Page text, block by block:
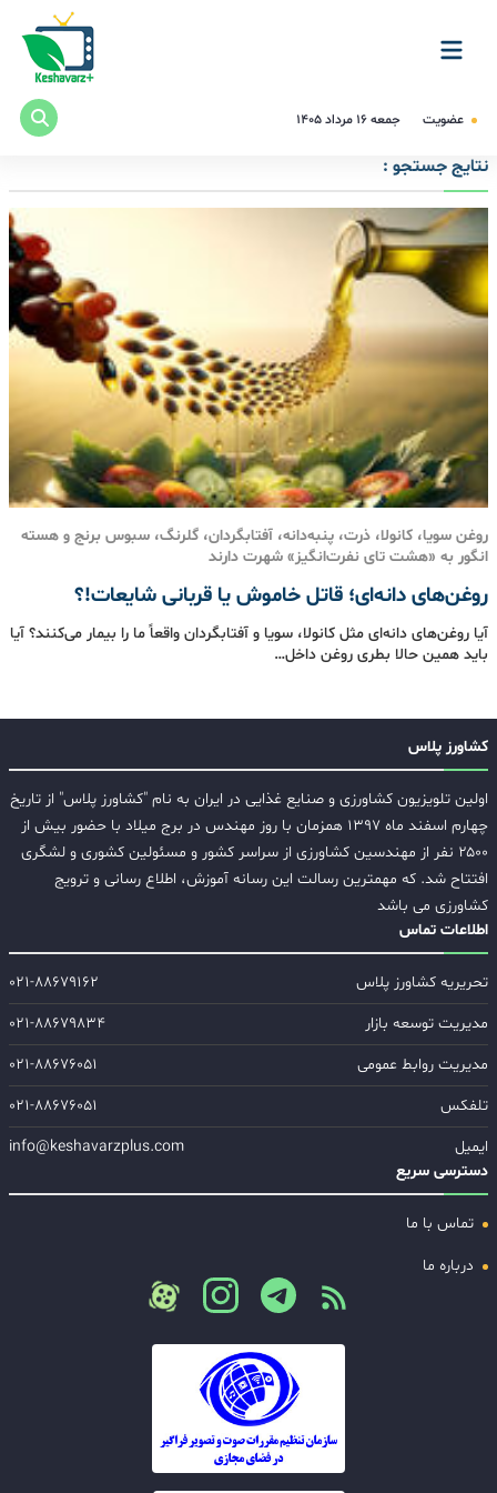
عضویت جمعه ۱۶ مرداد ۱۴۰۵
نتایج جستجو :
روغن سویا، کانولا، ذرت، پنبه‌دانه، آفتابگردان، گلرنگ، سبوس برنج و هسته
انگور به «هشت‌ تای نفرت‌انگیز» شهرت دارند
روغن‌های دانه‌ای؛ قاتل خاموش یا قربانی شایعات!؟
آیا روغن‌های دانه‌ای مثل کانولا، سویا و آفتابگردان واقعاً ما را بیمار می‌کنند؟ آیا
باید همین حالا بطری روغن داخل…
کشاورز پلاس
اولین تلویزیون کشاورزی و صنایع غذایی در ایران به نام "کشاورز پلاس" از تاریخ
چهارم اسفند ماه ۱۳۹۷ همزمان با روز مهندس در برج میلاد با حضور بیش از
۲۵۰۰ نفر از مهندسین کشاورزی از سراسر کشور و مسئولین کشوری و لشگری
افتتاح شد. که مهمترین رسالت این رسانه آموزش، اطلاع رسانی و ترویج
کشاورزی می باشد
اطلاعات تماس
تحریریه کشاورز پلاس
۰۲۱-۸۸۶۷۹۱۶۲
مدیریت توسعه بازار
۰۲۱-۸۸۶۷۹۸۳۴
مدیریت روابط عمومی
۰۲۱-۸۸۶۷۶۰۵۱
تلفکس
۰۲۱-۸۸۶۷۶۰۵۱
ایمیل
info@keshavarzplus.com
دسترسی سریع
تماس با ما
درباره ما